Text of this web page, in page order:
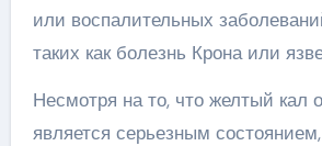
или воспалительных
таких как болезнь Крона или
Несмотря на то, что желтый кал
является серьезным